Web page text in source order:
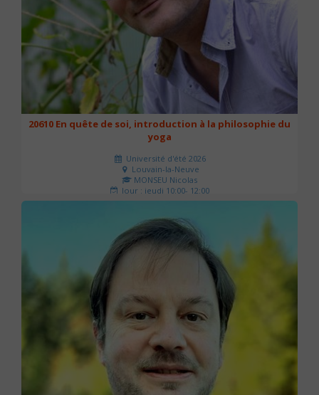
20610 En quête de soi, introduction à la philosophie du
yoga
Université d'été 2026
Louvain-la-Neuve
MONSEU Nicolas
Jour : jeudi 10:00- 12:00
Nombre de séances : 1